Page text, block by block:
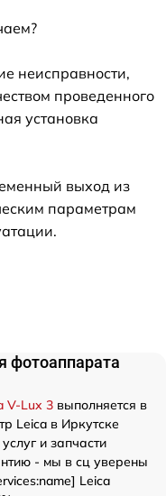
неисправности,
проведенного
установка
выход из
параметрам
фотоаппарата
V-Lux 3 выполняется в
Leica в Иркутске
и запчасти
- мы в сц уверены
Leica